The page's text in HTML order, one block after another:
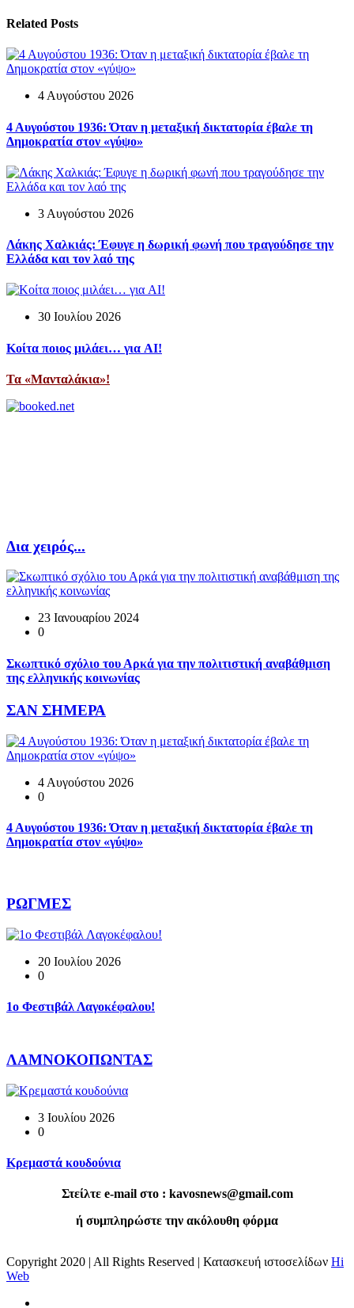
Related Posts
4 Αυγούστου 2026
4 Αυγούστου 1936: Όταν η μεταξική δικτατορία έβαλε τη
Δημοκρατία στον «γύψο»
3 Αυγούστου 2026
Λάκης Χαλκιάς: Έφυγε η δωρική φωνή που τραγούδησε την
Ελλάδα και τον λαό της
30 Ιουλίου 2026
Κοίτα ποιος μιλάει… για AI!
Τα «Μανταλάκια»!
Δια χειρός...
23 Ιανουαρίου 2024
0
Σκωπτικό σχόλιο του Αρκά για την πολιτιστική αναβάθμιση
της ελληνικής κοινωνίας
ΣΑΝ ΣΗΜΕΡΑ
4 Αυγούστου 2026
0
4 Αυγούστου 1936: Όταν η μεταξική δικτατορία έβαλε τη
Δημοκρατία στον «γύψο»
ΡΩΓΜΕΣ
20 Ιουλίου 2026
0
1o Φεστιβάλ Λαγοκέφαλου!
ΛΑΜΝΟΚΟΠΩΝΤΑΣ
3 Ιουλίου 2026
0
Κρεμαστά κουδούνια
Στείλτε e-mail στο : kavosnews@gmail.com
ή συμπληρώστε την ακόλουθη φόρμα
Copyright 2020 | All Rights Reserved | Κατασκευή ιστοσελίδων Hi
Web